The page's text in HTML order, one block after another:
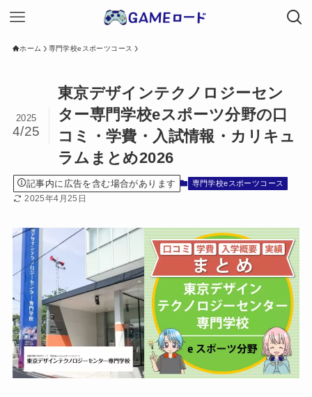
ホーム 専門学校eスポーツコース
東京デザインテクノロジーセン
ター専門学校eスポーツ分野の口
コミ・学費・入試情報・カリキュ
ラムまとめ2026
2025
4/25
記事内に広告を含む場合があります 専門学校eスポーツコース
2025年4月25日